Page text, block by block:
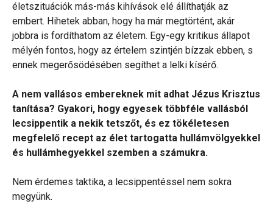
életszituációk más-más kihívások elé állíthatják az
embert. Hihetek abban, hogy ha már megtörtént, akár
jobbra is fordíthatom az életem. Egy-egy kritikus állapot
mélyén fontos, hogy az értelem szintjén bízzak ebben, s
ennek megerősödésében segíthet a lelki kísérő.
A nem vallásos embereknek mit adhat Jézus Krisztus
tanítása? Gyakori, hogy egyesek többféle vallásból
lecsippentik a nekik tetszőt, és ez tökéletesen
megfelelő recept az élet tartogatta hullámvölgyekkel
és hullámhegyekkel szemben a számukra.
Nem érdemes taktika, a lecsippentéssel nem sokra
megyünk.